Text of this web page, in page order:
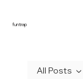
funtrap
All Posts